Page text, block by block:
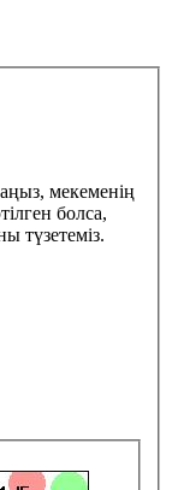
мекеменің
болса,
түзетеміз.